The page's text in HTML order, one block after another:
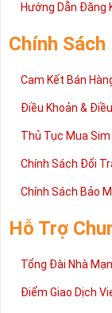
2 đang được rất
cấp trong bài viết
mua sim số tại Sim
Chúc quý
Hướng Dẫn Đăng
Chính Sách
Cam Kết Bán
Điều Khoản &
Thủ Tục Mua Sim
Chính Sách Đổi
Chính Sách Bảo
Hỗ Trợ
Tổng Đài Nhà
Điểm Giao Dịch